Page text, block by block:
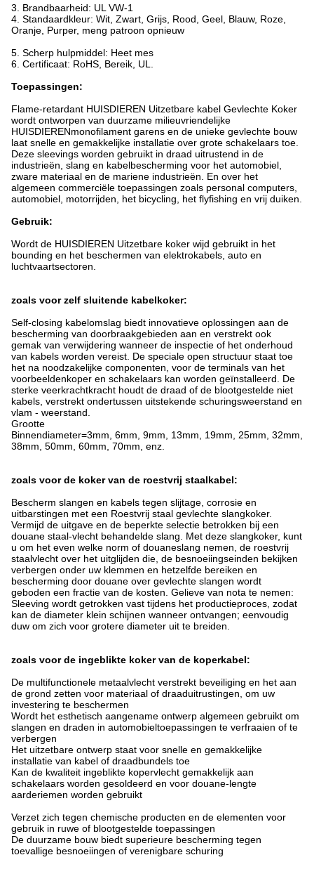
3. Brandbaarheid: UL VW-1
4. Standaardkleur: Wit, Zwart, Grijs, Rood, Geel, Blauw, Roze,
Oranje, Purper, meng patroon opnieuw
5. Scherp hulpmiddel: Heet mes
6. Certificaat: RoHS, Bereik, UL.
Toepassingen:
Flame-retardant HUISDIEREN Uitzetbare kabel Gevlechte Koker
wordt ontworpen van duurzame milieuvriendelijke
HUISDIERENmonofilament garens en de unieke gevlechte bouw
laat snelle en gemakkelijke installatie over grote schakelaars toe.
Deze sleevings worden gebruikt in draad uitrustend in de
industrieën, slang en kabelbescherming voor het automobiel,
zware materiaal en de mariene industrieën. En over het
algemeen commerciële toepassingen zoals personal computers,
automobiel, motorrijden, het bicycling, het flyfishing en vrij duiken.
Gebruik:
Wordt de HUISDIEREN Uitzetbare koker wijd gebruikt in het
bounding en het beschermen van elektrokabels, auto en
luchtvaartsectoren.
zoals voor zelf sluitende kabelkoker:
Self-closing kabelomslag biedt innovatieve oplossingen aan de
bescherming van doorbraakgebieden aan en verstrekt ook
gemak van verwijdering wanneer de inspectie of het onderhoud
van kabels worden vereist. De speciale open structuur staat toe
het na noodzakelijke componenten, voor de terminals van het
voorbeeldenkoper en schakelaars kan worden geïnstalleerd. De
sterke veerkrachtkracht houdt de draad of de blootgestelde niet
kabels, verstrekt ondertussen uitstekende schuringsweerstand en
vlam - weerstand.
Grootte
Binnendiameter=3mm, 6mm, 9mm, 13mm, 19mm, 25mm, 32mm,
38mm, 50mm, 60mm, 70mm, enz.
zoals voor de koker van de roestvrij staalkabel:
Bescherm slangen en kabels tegen slijtage, corrosie en
uitbarstingen met een Roestvrij staal gevlechte slangkoker.
Vermijd de uitgave en de beperkte selectie betrokken bij een
douane staal-vlecht behandelde slang. Met deze slangkoker, kunt
u om het even welke norm of douaneslang nemen, de roestvrij
staalvlecht over het uitglijden die, de besnoeiingseinden bekijken
verbergen onder uw klemmen en hetzelfde bereiken en
bescherming door douane over gevlechte slangen wordt
geboden een fractie van de kosten. Gelieve van nota te nemen:
Sleeving wordt getrokken vast tijdens het productieproces, zodat
kan de diameter klein schijnen wanneer ontvangen; eenvoudig
duw om zich voor grotere diameter uit te breiden.
zoals voor de ingeblikte koker van de koperkabel:
De multifunctionele metaalvlecht verstrekt beveiliging en het aan
de grond zetten voor materiaal of draaduitrustingen, om uw
investering te beschermen
Wordt het esthetisch aangename ontwerp algemeen gebruikt om
slangen en draden in automobieltoepassingen te verfraaien of te
verbergen
Het uitzetbare ontwerp staat voor snelle en gemakkelijke
installatie van kabel of draadbundels toe
Kan de kwaliteit ingeblikte kopervlecht gemakkelijk aan
schakelaars worden gesoldeerd en voor douane-lengte
aarderiemen worden gebruikt
Verzet zich tegen chemische producten en de elementen voor
gebruik in ruwe of blootgestelde toepassingen
De duurzame bouw biedt superieure bescherming tegen
toevallige besnoeiingen of verenigbare schuring